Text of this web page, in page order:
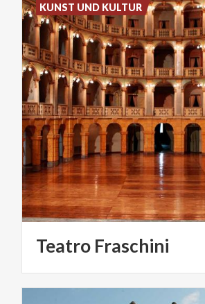
Teatro Fraschini
KUNST UND KULTUR